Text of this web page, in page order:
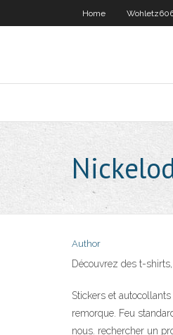
Home
Author
Découvrez des t-
Stickers et
remorque. Feu
nous. rechercher un